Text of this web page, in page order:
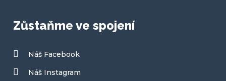
Zůstaňme ve spojení
Náš Facebook
Náš Instagram